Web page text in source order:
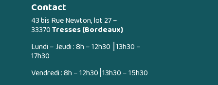
Contact
43 bis Rue Newton, lot 27 –
33370Tresses (Bordeaux)
Lundi – Jeudi : 8h – 12h30 ⎮13h30 –
17h30
Vendredi : 8h – 12h30⎮13h30 – 15h30